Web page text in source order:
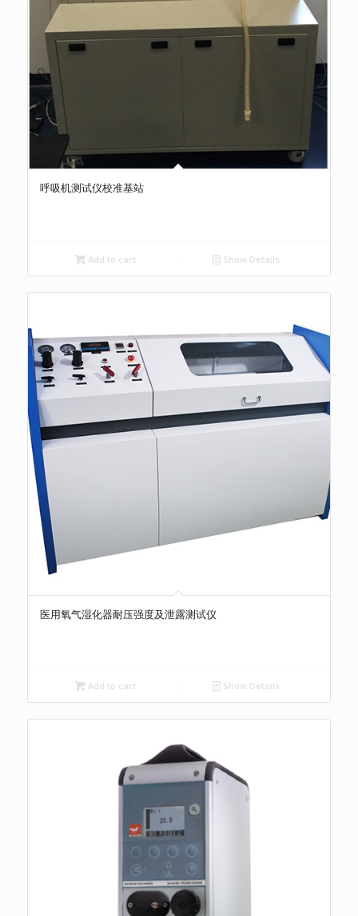
呼吸机测试仪校准基站
Add to cart Show Details
医用氧气湿化器耐压强度及泄露测试仪
Add to cart Show Details